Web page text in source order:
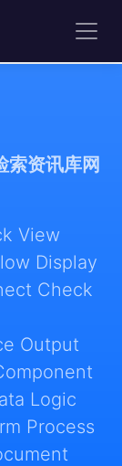
索资讯库网
View
Display
Check
Output
Logic
Process